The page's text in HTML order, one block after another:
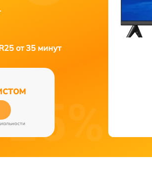
от 35 минут